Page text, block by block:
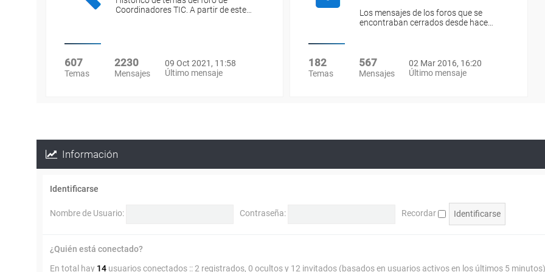
Coordinadores TIC. A partir de este…
607
Temas
2230
Mensajes
09 Oct 2021, 11:58
Último mensaje
Los mensajes de los foros que se
encontraban cerrados desde hace…
182
Temas
567
Mensajes
02 Mar 2016, 16:20
Último mensaje
Información
Identificarse
Nombre de Usuario: Contraseña: Recordar
¿Quién está conectado?
En total hay 14 usuarios conectados :: 2 registrados, 0 ocultos y 12 invitados (basados en usuarios activos en los últimos 5 minutos)